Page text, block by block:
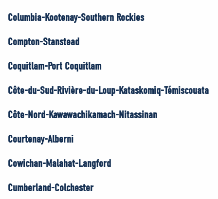
Columbia-Kootenay-Southern Rockies
Compton-Stanstead
Coquitlam-Port Coquitlam
Côte-du-Sud-Rivière-du-Loup-Kataskomiq-Témiscouata
Côte-Nord-Kawawachikamach-Nitassinan
Courtenay-Alberni
Cowichan-Malahat-Langford
Cumberland-Colchester